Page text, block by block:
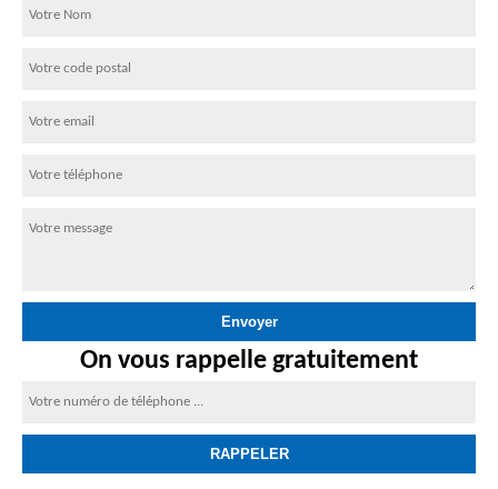
On vous rappelle gratuitement